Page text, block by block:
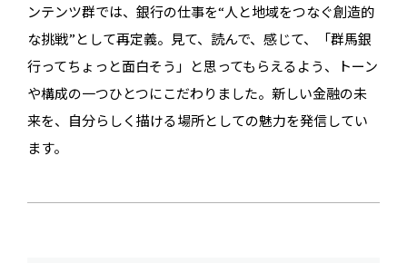
ンテンツ群では、銀行の仕事を“人と地域をつなぐ創造的
な挑戦”として再定義。見て、読んで、感じて、「群馬銀
行ってちょっと面白そう」と思ってもらえるよう、トーン
や構成の一つひとつにこだわりました。新しい金融の未
来を、自分らしく描ける場所としての魅力を発信してい
ます。